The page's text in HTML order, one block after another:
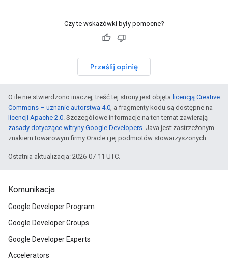
Czy te wskazówki były pomocne?
Prześlij opinię
O ile nie stwierdzono inaczej, treść tej strony jest objęta licencją Creative
Commons – uznanie autorstwa 4.0, a fragmenty kodu są dostępne na
licencji Apache 2.0. Szczegółowe informacje na ten temat zawierają
zasady dotyczące witryny Google Developers. Java jest zastrzeżonym
znakiem towarowym firmy Oracle i jej podmiotów stowarzyszonych.
Ostatnia aktualizacja: 2026-07-11 UTC.
Komunikacja
Google Developer Program
Google Developer Groups
Google Developer Experts
Accelerators